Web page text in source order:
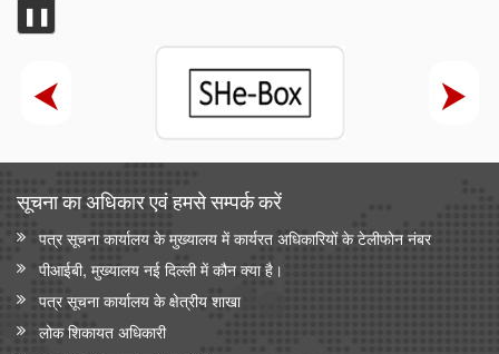
❚❚
सूचना का अधिकार एवं हमसे सम्‍पर्क करें
पत्र सूचना कार्यालय के मुख्यालय में कार्यरत अधिकारियों के टेलीफोन नंबर
पीआईबी, मुख्यालय नई दिल्ली में कौन क्या है।
पत्र सूचना कार्यालय के क्षेत्रीय शाखा
लोक शिकायत अधिकारी